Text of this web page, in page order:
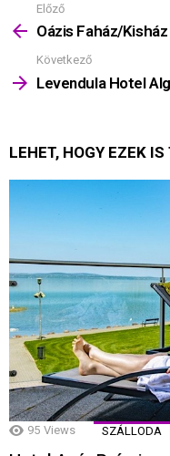
Mutass
többet
Előző
Oázis Faház/
Következő
Levendula Hotel
LEHET, HOGY EZEK
95 Views SZÁLLODA